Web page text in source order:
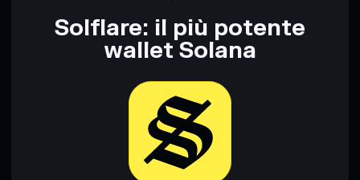
Solflare: il più potente
wallet Solana
Scarica ora